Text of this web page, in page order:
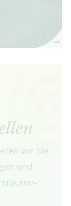
wir Sie
und